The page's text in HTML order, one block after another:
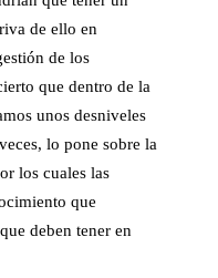
de ello en
de los
que dentro de la
unos desniveles
lo pone sobre la
los cuales las
que
deben tener en